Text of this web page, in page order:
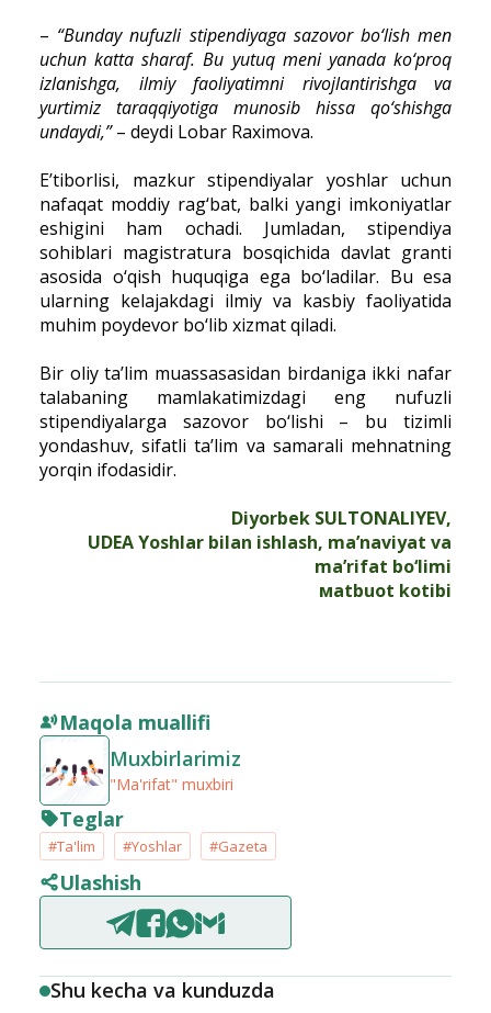
– “Bunday nufuzli stipendiyaga sazovor bo‘lish men
uchun katta sharaf. Bu yutuq meni yanada ko‘proq
izlanishga, ilmiy faoliyatimni rivojlantirishga va
yurtimiz taraqqiyotiga munosib hissa qo‘shishga
undaydi,”– deydi Lobar Raximova.
E’tiborlisi, mazkur stipendiyalar yoshlar uchun
nafaqat moddiy rag‘bat, balki yangi imkoniyatlar
eshigini ham ochadi. Jumladan, stipendiya
sohiblari magistratura bosqichida davlat granti
asosida o‘qish huquqiga ega bo‘ladilar. Bu esa
ularning kelajakdagi ilmiy va kasbiy faoliyatida
muhim poydevor bo‘lib xizmat qiladi.
Bir oliy ta’lim muassasasidan birdaniga ikki nafar
talabaning mamlakatimizdagi eng nufuzli
stipendiyalarga sazovor bo‘lishi – bu tizimli
yondashuv, sifatli ta’lim va samarali mehnatning
yorqin ifodasidir.
Diyorbek SULTONALIYEV,
UDEA Yoshlar bilan ishlash, ma’naviyat va
ma’rifat bo‘limi
мatbuot kotibi
Maqola muallifi
Muxbirlarimiz
"Ma'rifat" muxbiri
Teglar
#Ta'lim #Yoshlar #Gazeta
Ulashish
Shu kecha va kunduzda